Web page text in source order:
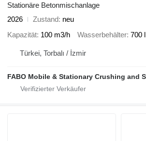
Stationäre Betonmischanlage
2026
Zustand neu
Kapazität 100 m3/h Wasserbehälter 700 l
Türkei, Torbalı / İzmir